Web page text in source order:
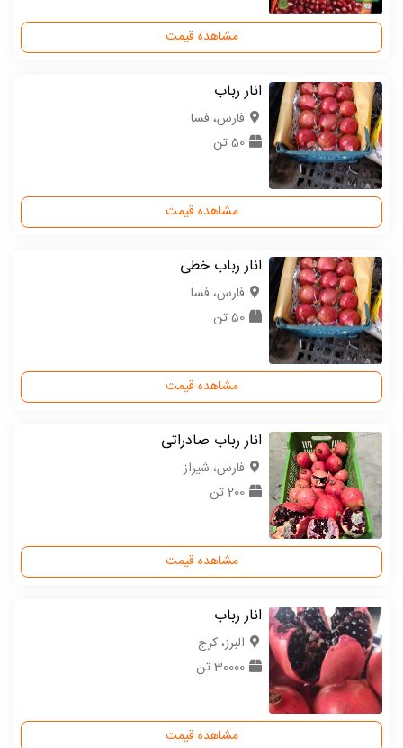
مشاهده قیمت
انار رباب
فارس، فسا
50 تن
مشاهده قیمت
انار رباب خطی
فارس، فسا
50 تن
مشاهده قیمت
انار رباب صادراتی
فارس، شیراز
200 تن
مشاهده قیمت
انار رباب
البرز، کرج
30000 تن
مشاهده قیمت